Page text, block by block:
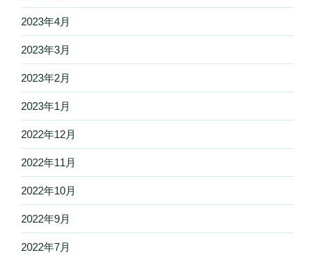
2023年4月
2023年3月
2023年2月
2023年1月
2022年12月
2022年11月
2022年10月
2022年9月
2022年7月